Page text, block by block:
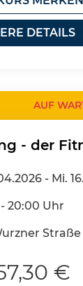
DETAILS
AUF
- der
- Mi.
20:00 Uhr
Straße
€